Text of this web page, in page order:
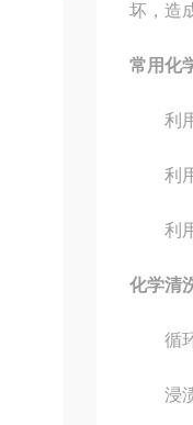
坏，造
常用化
利用
利用
利用
化学清
循环
浸渍